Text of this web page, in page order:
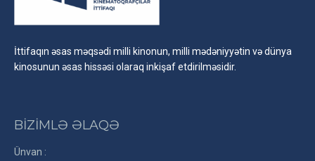
İttifaqın əsas məqsədi milli kinonun, milli mədəniyyətin və dünya
kinosunun əsas hissəsi olaraq inkişaf etdirilməsidir.
BİZİMLƏ ƏLAQƏ
Ünvan :